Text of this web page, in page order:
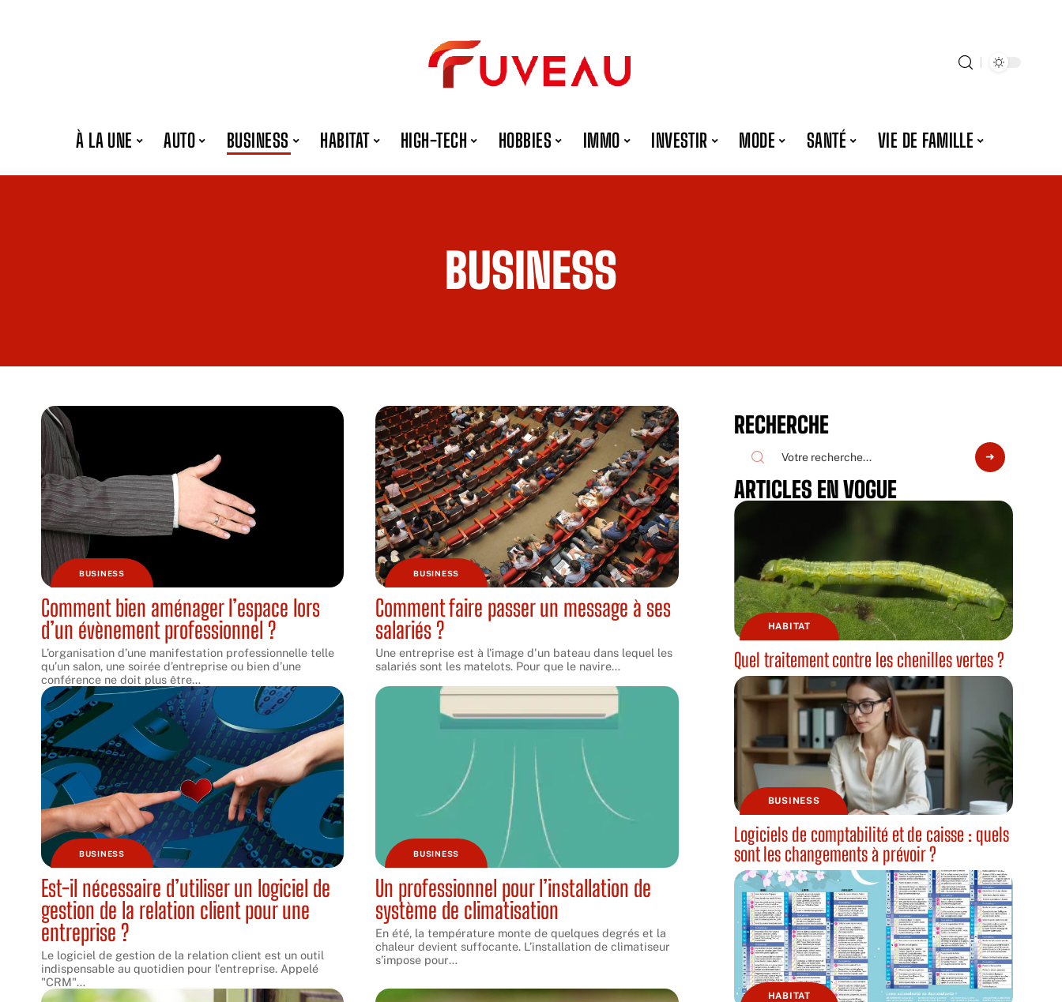
À LA UNE AUTO BUSINESS HABITAT HIGH-TECH HOBBIES IMMO INVESTIR MODE SANTÉ VIE DE FAMILLE
BUSINESS
BUSINESS
Comment bien aménager l’espace lors
d’un évènement professionnel ?
L’organisation d’une manifestation professionnelle telle
qu’un salon, une soirée d’entreprise ou bien d’une
conférence ne doit plus être…
BUSINESS
Comment faire passer un message à ses
salariés ?
Une entreprise est à l'image d'un bateau dans lequel les
salariés sont les matelots. Pour que le navire…
BUSINESS
Est-il nécessaire d’utiliser un logiciel de
gestion de la relation client pour une
entreprise ?
Le logiciel de gestion de la relation client est un outil
indispensable au quotidien pour l'entreprise. Appelé
"CRM"…
BUSINESS
Un professionnel pour l’installation de
système de climatisation
En été, la température monte de quelques degrés et la
chaleur devient suffocante. L’installation de climatiseur
s’impose pour…
RECHERCHE
ARTICLES EN VOGUE
HABITAT
Quel traitement contre les chenilles vertes ?
BUSINESS
Logiciels de comptabilité et de caisse : quels
sont les changements à prévoir ?
HABITAT